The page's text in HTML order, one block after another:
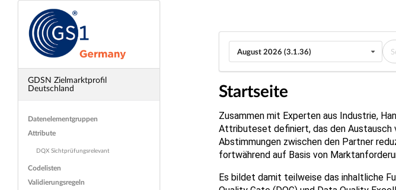
GDSN Zielmarktprofil
Deutschland
Datenelementgruppen
Attribute
DQX Sichtprüfungsrelevant
Codelisten
Validierungsregeln
August 2026 (3.1.36)
Startseite
Zusammen mit Experten aus Industrie,
Attributeset definiert, das den
Abstimmungen zwischen den Partner
fortwährend auf Basis von
Es bildet damit teilweise das inhaltliche